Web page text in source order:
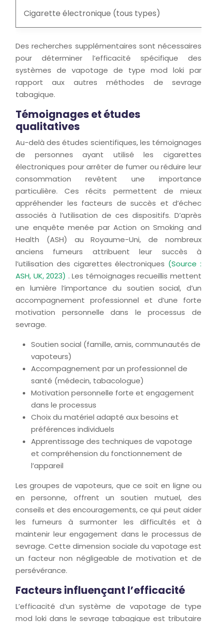
Cigarette électronique (tous types)
Des recherches supplémentaires sont nécessaires
pour déterminer l’efficacité spécifique des
systèmes de vapotage de type mod loki par
rapport aux autres méthodes de sevrage
tabagique.
Témoignages et études
qualitatives
Au-delà des études scientifiques, les témoignages
de personnes ayant utilisé les cigarettes
électroniques pour arrêter de fumer ou réduire leur
consommation revêtent une importance
particulière. Ces récits permettent de mieux
appréhender les facteurs de succès et d’échec
associés à l’utilisation de ces dispositifs. D’après
une enquête menée par Action on Smoking and
Health (ASH) au Royaume-Uni, de nombreux
anciens fumeurs attribuent leur succès à
l’utilisation des cigarettes électroniques (Source :
ASH, UK, 2023) . Les témoignages recueillis mettent
en lumière l’importance du soutien social, d’un
accompagnement professionnel et d’une forte
motivation personnelle dans le processus de
sevrage.
Soutien social (famille, amis, communautés de
vapoteurs)
Accompagnement par un professionnel de
santé (médecin, tabacologue)
Motivation personnelle forte et engagement
dans le processus
Choix du matériel adapté aux besoins et
préférences individuels
Apprentissage des techniques de vapotage
et compréhension du fonctionnement de
l’appareil
Les groupes de vapoteurs, que ce soit en ligne ou
en personne, offrent un soutien mutuel, des
conseils et des encouragements, ce qui peut aider
les fumeurs à surmonter les difficultés et à
maintenir leur engagement dans le processus de
sevrage. Cette dimension sociale du vapotage est
un facteur non négligeable de motivation et de
persévérance.
Facteurs influençant l’efficacité
L’efficacité d’un système de vapotage de type
mod loki dans le sevrage tabagique est tributaire